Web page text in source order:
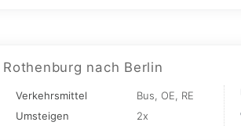
Rothenburg nach Berlin
Verkehrsmittel
Bus, OE, RE
Umsteigen
2x